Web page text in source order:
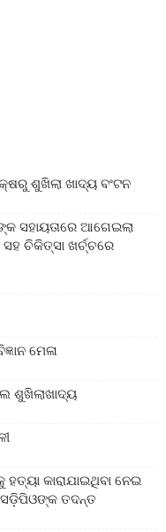
ଶୁଖିଲା ଖାଦ୍ୟ ବଂଟନ
ସହାୟତାରେ ଆଗେଇଲା
ସହ ଚିକିତ୍ସା ଖର୍ଚ୍ଚରେ
ମେଳା
ଶୁଖିଲାଖାଦ୍ୟ
କାରାଯାଇଥିବା ନେଇ
ତଦନ୍ତ